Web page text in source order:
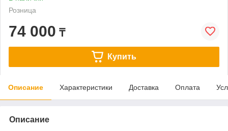
Розница
74 000 ₸
Купить
Описание Характеристики Доставка Оплата
Описание